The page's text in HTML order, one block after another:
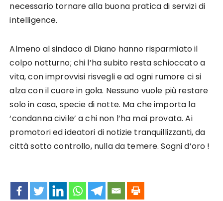
necessario tornare alla buona pratica di servizi di
intelligence.
Almeno al sindaco di Diano hanno risparmiato il
colpo notturno; chi l’ha subito resta schioccato a
vita, con improvvisi risvegli e ad ogni rumore ci si
alza con il cuore in gola. Nessuno vuole più restare
solo in casa, specie di notte. Ma che importa la
‘condanna civile’ a chi non l’ha mai provata. Ai
promotori ed ideatori di notizie tranquillizzanti, da
città sotto controllo, nulla da temere. Sogni d’oro !